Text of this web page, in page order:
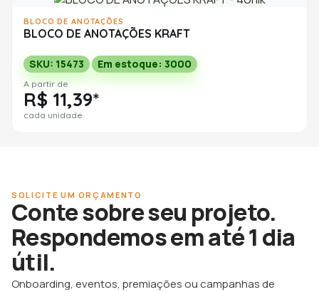
BLOCO DE ANOTAÇÕES
BLOCO DE ANOTAÇÕES KRAFT
SKU: 15473 Em estoque: 3000
A partir de
R$ 11,39*
cada unidade
SOLICITE UM ORÇAMENTO
Conte sobre seu projeto.
Respondemos em até 1 dia
útil.
Onboarding, eventos, premiações ou campanhas de